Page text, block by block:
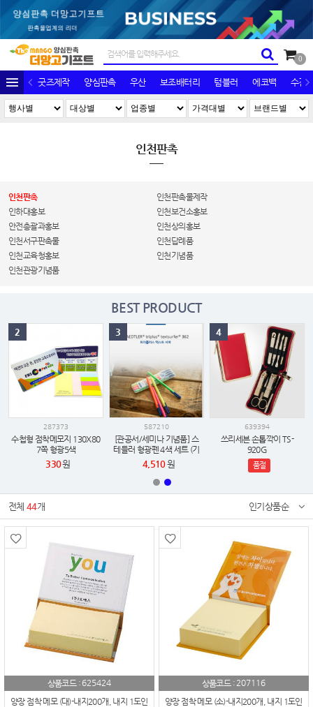
0
굿즈제작 양심판촉 우산 보조배터리 텀블러 에코백 수건/
인천판촉
인천판촉
인천판촉물제작
인하대홍보
인천보건소홍보
안전총괄과홍보
인천상의홍보
인천서구판촉물
인천답례품
인천교육청홍보
인천기념품
인천관광기념품
BEST PRODUCT
287373
수첩형 점착메모지 130X80
7쪽 형광5색
330원
2
587210
[관공서/세미나 기념품] 스
테들러 형광펜 4색 세트 (기
업 로고 인쇄 / 임직원 웰컴
키트 추천 / 납기 준수)
4,510원
3
639394
쓰리세븐 손톱깍이 TS-
920G
품절
4
전체44개 인기상품순
상품코드 : 625424
양장 점착 메모 (대)-내지200개, 내지 1도인
상품코드 :207116
양장 점착 메모 (소)-내지200개, 내지 1도인